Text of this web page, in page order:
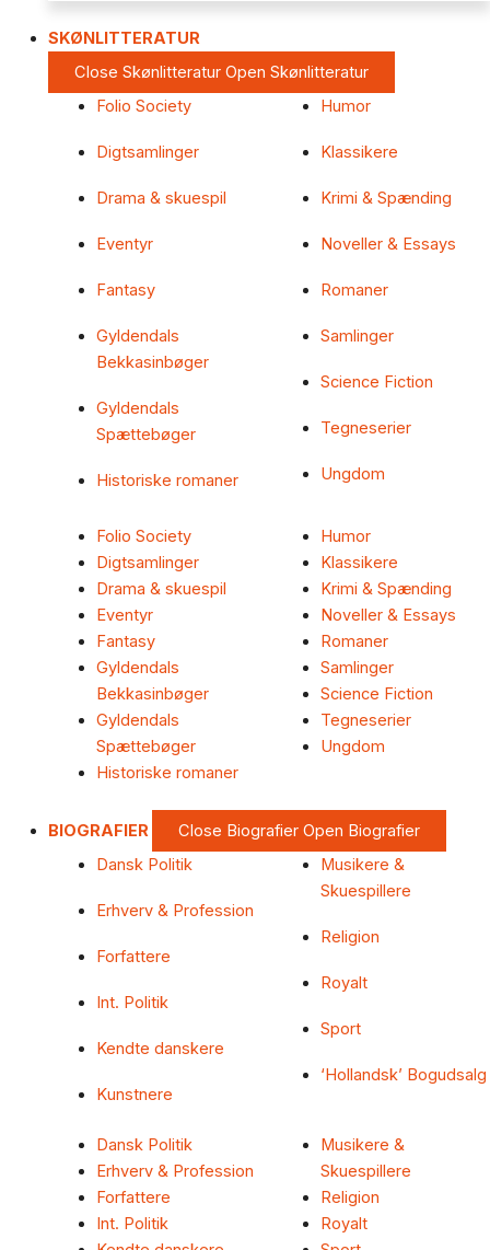
SKØNLITTERATUR
Close Skønlitteratur Open Skønlitteratur
Folio Society
Digtsamlinger
Drama & skuespil
Eventyr
Fantasy
Gyldendals
Bekkasinbøger
Gyldendals
Spættebøger
Historiske romaner
Humor
Klassikere
Krimi & Spænding
Noveller & Essays
Romaner
Samlinger
Science Fiction
Tegneserier
Ungdom
Folio Society
Digtsamlinger
Drama & skuespil
Eventyr
Fantasy
Gyldendals
Bekkasinbøger
Gyldendals
Spættebøger
Historiske romaner
Humor
Klassikere
Krimi & Spænding
Noveller & Essays
Romaner
Samlinger
Science Fiction
Tegneserier
Ungdom
BIOGRAFIER Close Biografier Open Biografier
Dansk Politik
Erhverv & Profession
Forfattere
Int. Politik
Kendte danskere
Kunstnere
Musikere &
Skuespillere
Religion
Royalt
Sport
‘Hollandsk’ Bogudsalg
Dansk Politik
Erhverv & Profession
Forfattere
Int. Politik
Musikere &
Skuespillere
Religion
Royalt